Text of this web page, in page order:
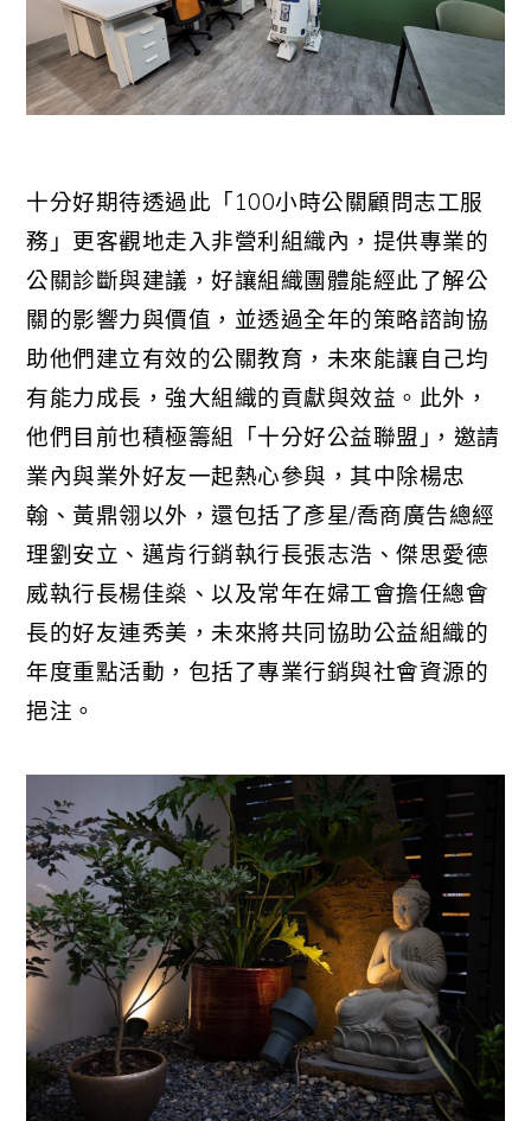
十分好期待透過此「100小時公關顧問志工服
務」更客觀地走入非營利組織內，提供專業的
公關診斷與建議，好讓組織團體能經此了解公
關的影響力與價值，並透過全年的策略諮詢協
助他們建立有效的公關教育，未來能讓自己均
有能力成長，強大組織的貢獻與效益。此外，
他們目前也積極籌組「十分好公益聯盟｣，邀請
業內與業外好友一起熱心參與，其中除楊忠
翰、黃鼎翎以外，還包括了彥星/喬商廣告總經
理劉安立、邁肯行銷執行長張志浩、傑思愛德
威執行長楊佳燊、以及常年在婦工會擔任總會
長的好友連秀美，未來將共同協助公益組織的
年度重點活動，包括了專業行銷與社會資源的
挹注。